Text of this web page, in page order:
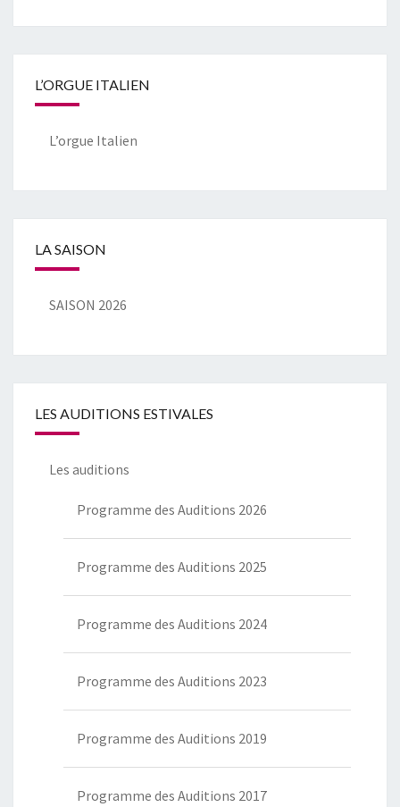
L’ORGUE ITALIEN
L’orgue Italien
LA SAISON
SAISON 2026
LES AUDITIONS ESTIVALES
Les auditions
Programme des Auditions 2026
Programme des Auditions 2025
Programme des Auditions 2024
Programme des Auditions 2023
Programme des Auditions 2019
Programme des Auditions 2017